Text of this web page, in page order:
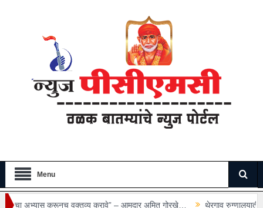
Menu
करावे” – आमदार अमित गोरखे…
थेरगाव रुग्णालयातील सुरक्षा रक्षकाविरोधात